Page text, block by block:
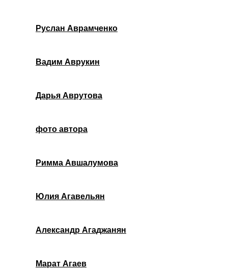
Руслан Аврамченко
Вадим Аврукин
Дарья Аврутова
фото автора
Римма Авшалумова
Юлия Агавельян
Александр Агаджанян
Марат Агаев